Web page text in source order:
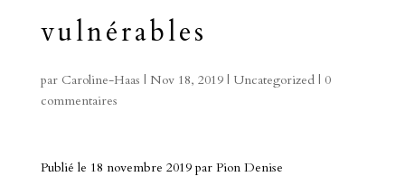
vulnérables
par Caroline-Haas | Nov 18, 2019| Uncategorized| 0
commentaires
Publié le 18 novembre 2019 par Pion Denise